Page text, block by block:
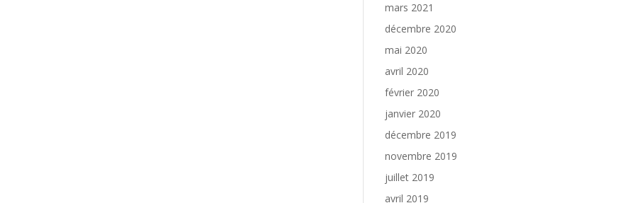
mars 2021
décembre 2020
mai 2020
avril 2020
février 2020
janvier 2020
décembre 2019
novembre 2019
juillet 2019
avril 2019